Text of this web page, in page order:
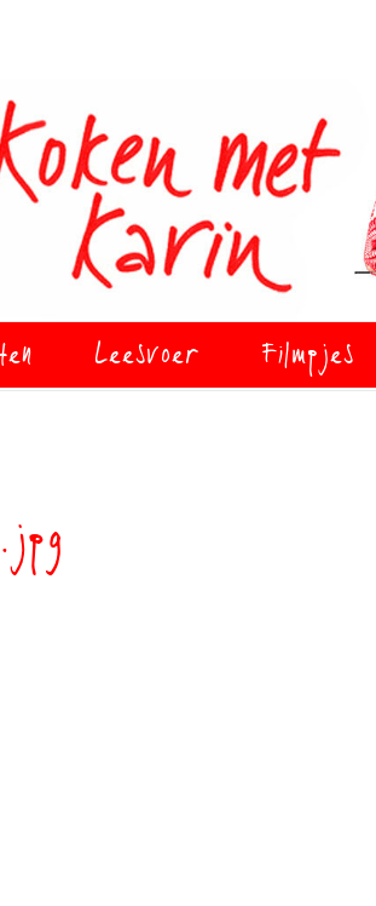
Leesvoer Filmpjes